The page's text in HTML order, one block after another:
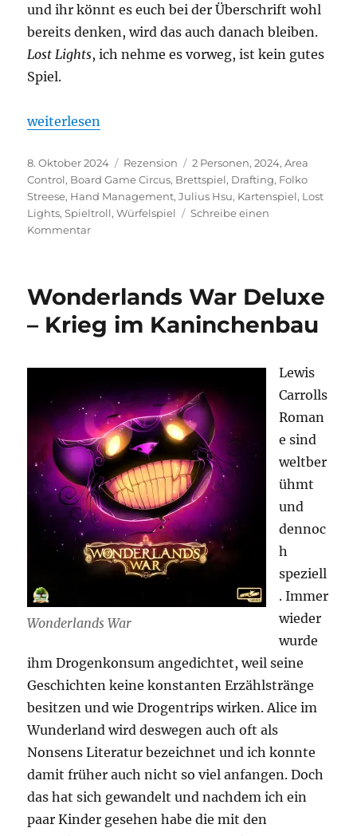
und ihr könnt es euch bei der Überschrift wohl
bereits denken, wird das auch danach bleiben.
Lost Lights, ich nehme es vorweg, ist kein gutes
Spiel.
„Lost Lights – Hier ist das Licht wirklich verloren“
weiterlesen
Veröffentlicht
am
8. Oktober 2024 Kategorien
Rezension Schlagwörter
2 Personen,2024,Area
Control, Board Game Circus, Brettspiel, Drafting, Folko
Streese, Hand Management,Julius Hsu, Kartenspiel, Lost
Lights,Spieltroll,Würfelspiel
Schreibe einen
Kommentarzu
Hier
das
Wonderlands War Deluxe
– Krieg im Kaninchenbau
Wonderlands War
Lewis
Carrolls
Roman
e sind
weltber
ühmt
und
dennoc
h
speziell
. Immer
wieder
wurde
ihm Drogenkonsum angedichtet, weil seine
Geschichten keine konstanten Erzählstränge
besitzen und wie Drogentrips wirken. Alice im
Wunderland wird deswegen auch oft als
Nonsens Literatur bezeichnet und ich konnte
damit früher auch nicht so viel anfangen. Doch
das hat sich gewandelt und nachdem ich ein
paar Kinder gesehen habe die mit den